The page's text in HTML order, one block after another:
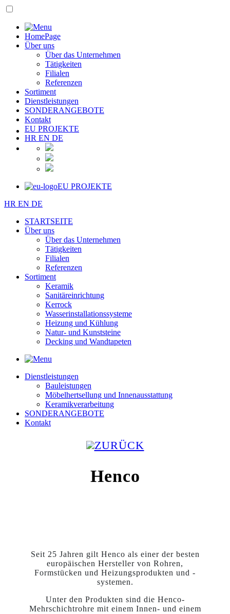
HomePage
Über uns
Über das Unternehmen
Tätigkeiten
Filialen
Referenzen
Sortiment
Dienstleistungen
SONDERANGEBOTE
Kontakt
EU PROJEKTE
HR EN DE
EU PROJEKTE
HR EN DE
STARTSEITE
Über uns
Über das Unternehmen
Tätigkeiten
Filialen
Referenzen
Sortiment
Keramik
Sanitäreinrichtung
Kerrock
Wasserinstallationssysteme
Heizung und Kühlung
Natur- und Kunststeine
Decking und Wandtapeten
Dienstleistungen
Bauleistungen
Möbelhertsellung und Innenausstattung
Keramikverarbeitung
SONDERANGEBOTE
Kontakt
ZURÜCK
Henco
Seit 25 Jahren gilt Henco als einer der besten
europäischen Hersteller von Rohren,
Formstücken und Heizungsprodukten und -
systemen.
Unter den Produkten sind die Henco-
Mehrschichtrohre mit einem Innen- und einem